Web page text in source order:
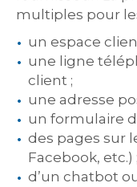
multiples pour
un espace
une ligne
client ;
une adresse
un formulaire
des pages sur
Facebook, etc.) ;
d’un chatbot